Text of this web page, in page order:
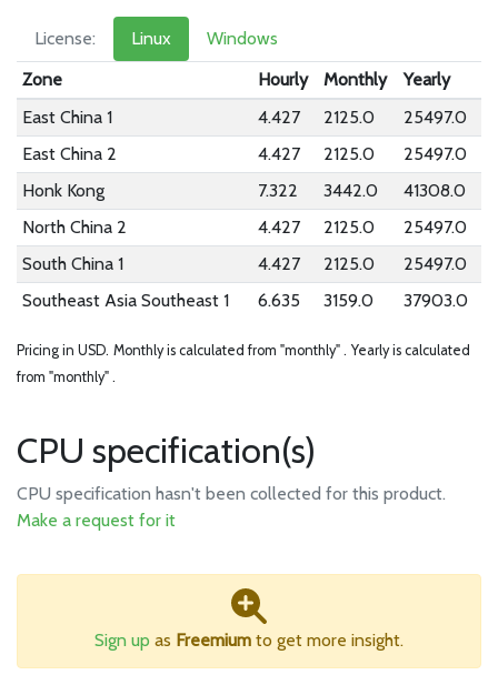
License: Linux
Windows
Zone
Hourly Monthly
Yearly
East China 1
4.427 2125.0
25497.0
East China 2
4.427 2125.0
25497.0
Honk Kong
7.322 3442.0
41308.0
North China 2
4.427 2125.0
25497.0
South China 1
4.427 2125.0
25497.0
Southeast Asia Southeast 1
6.635 3159.0 37903.0
Pricing in USD. Monthly is calculated from "monthly" . Yearly is calculated
from "monthly" .
CPU specification(s)
CPU specification hasn't been collected for this product.
Make a request for it
Sign up as Freemium to get more insight.